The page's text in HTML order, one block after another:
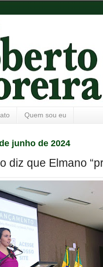
Quem sou eu
junho de 2024
diz que Elmano